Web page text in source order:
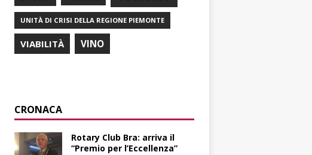
UNITÀ DI CRISI DELLA REGIONE PIEMONTE
VIABILITÀ VINO
CRONACA
Rotary Club Bra: arriva il
“Premio per l’Eccellenza”